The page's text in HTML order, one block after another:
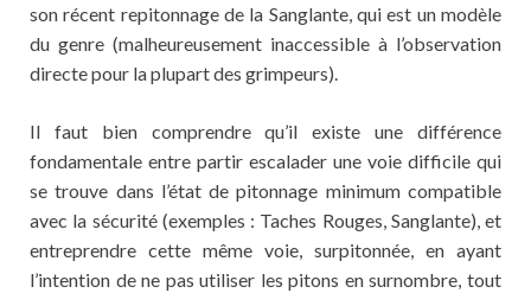
son récent repitonnage de la Sanglante, qui est un modèle
du genre (malheureusement inaccessible à l’observation
directe pour la plupart des grimpeurs).
Il faut bien comprendre qu’il existe une différence
fondamentale entre partir escalader une voie difficile qui
se trouve dans l’état de pitonnage minimum compatible
avec la sécurité (exemples : Taches Rouges, Sanglante), et
entreprendre cette même voie, surpitonnée, en ayant
l’intention de ne pas utiliser les pitons en surnombre, tout